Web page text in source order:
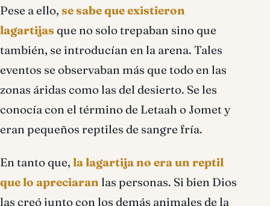
Pese a ello, se sabe que existieron
lagartijas que no solo trepaban sino que
también, se introducían en la arena. Tales
eventos se observaban más que todo en las
zonas áridas como las del desierto. Se les
conocía con el término de Letaah o Jomet y
eran pequeños reptiles de sangre fría.
En tanto que, la lagartija no era un reptil
que lo apreciaran las personas. Si bien Dios
las creó junto con los demás animales de la